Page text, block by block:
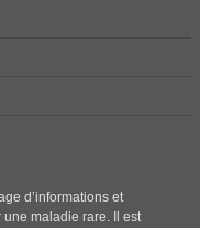
d’informations et
maladie rare. Il est